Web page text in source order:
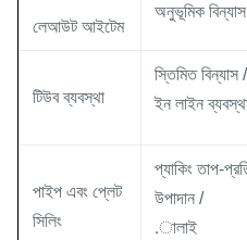
লেআউট আইটেম
অনুভূমিক বিন্যাস
টিউব ব্যবস্থা
স্তিমিত বিন্যাস /
ইন লাইন
পাইপ এবং প্লেট
সিলিং
প্যাকিং তাপ-
উপাদান /
.ালাই